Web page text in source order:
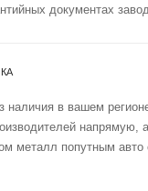
документах
наличия в вашем
напрямую,
металл попутным